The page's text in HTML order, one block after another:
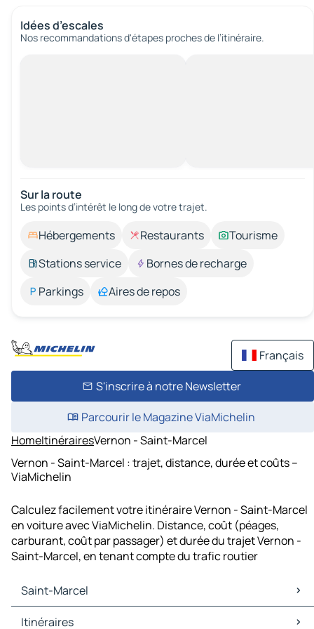
Idées d’escales
Nos recommandations d'étapes proches de l’itinéraire.
Sur la route
Les points d’intérêt le long de votre trajet.
Hébergements Restaurants
Tourisme
Stations service
Bornes de recharge
Parkings
Aires de repos
Français
S'inscrire à notre Newsletter
Parcourir le Magazine ViaMichelin
HomeItinérairesVernon - Saint-Marcel
Vernon - Saint-Marcel : trajet, distance, durée et coûts –
ViaMichelin
Calculez facilement votre itinéraire Vernon - Saint-Marcel
en voiture avec ViaMichelin. Distance, coût (péages,
carburant, coût par passager) et durée du trajet Vernon -
Saint-Marcel, en tenant compte du trafic routier
Saint-Marcel
Saint-Marcel Cartes et plans
Itinéraires